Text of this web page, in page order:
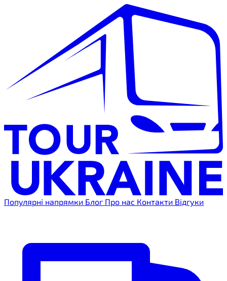
Популярні напрямки Блог Про нас Контакти Відгуки